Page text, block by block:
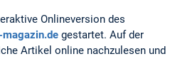
Onlineversion des
gestartet. Auf der
Artikel online nachzulesen und